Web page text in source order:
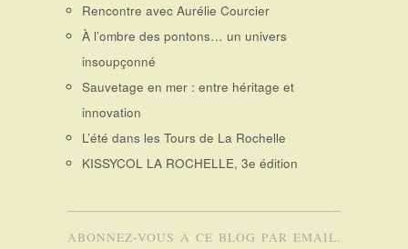
Rencontre avec Aurélie Courcier
À l’ombre des pontons… un univers
insoupçonné
Sauvetage en mer : entre héritage et
innovation
L’été dans les Tours de La Rochelle
KISSYCOL LA ROCHELLE, 3e édition
ABONNEZ-VOUS À CE BLOG PAR EMAIL.